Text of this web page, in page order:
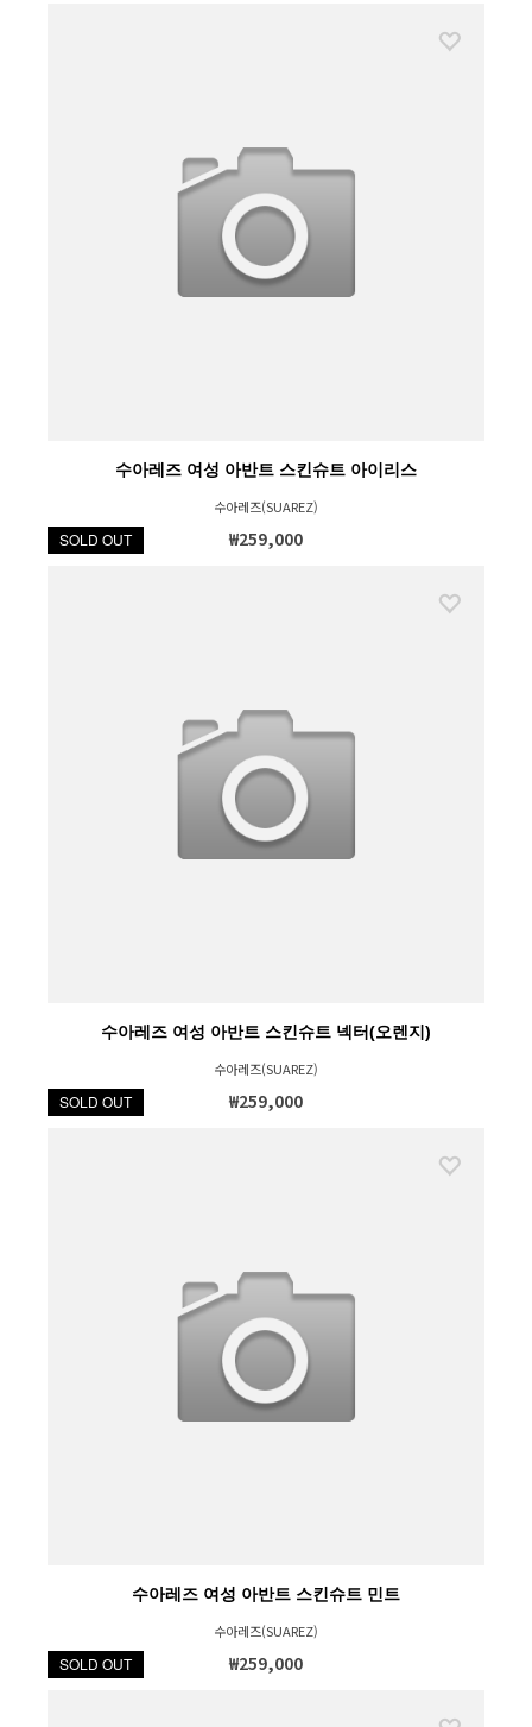
수아레즈 여성 아반트 스킨슈트 아이리스
수아레즈(SUAREZ)
₩259,000
SOLD OUT
수아레즈 여성 아반트 스킨슈트 넥터(오렌지)
수아레즈(SUAREZ)
₩259,000
SOLD OUT
수아레즈 여성 아반트 스킨슈트 민트
수아레즈(SUAREZ)
₩259,000
SOLD OUT